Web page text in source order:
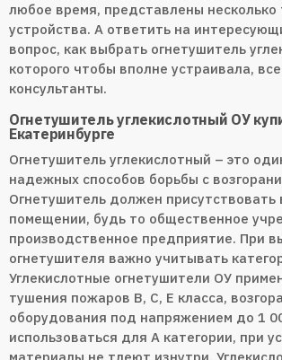
любое время, представлены несколько
устройства. А ответить на
вопрос, как выбрать огнетушитель
которого чтобы вполне устраивала,
консультанты.
Огнетушитель углекислотный ОУ
Екатеринбурге
Огнетушитель углекислотный – это
надежных способов борьбы с
Огнетушитель должен
помещении, будь то общественное
производственное предприятие. При
огнетушителя важно учитывать
Углекислотные огнетушители ОУ
тушения пожаров В, С, Е класса,
оборудования под напряжением до 1
использоваться для А категории, при